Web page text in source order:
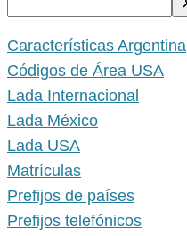
Características Argentina
Códigos de Área USA
Lada Internacional
Lada México
Lada USA
Matrículas
Prefijos de países
Prefijos telefónicos